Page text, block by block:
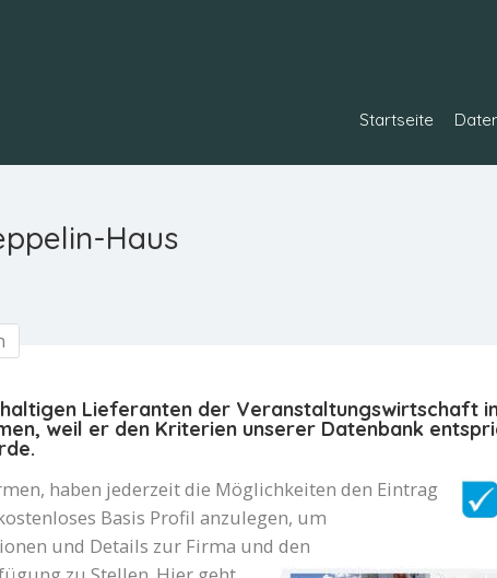
Startseite
Haus
Lieferanten der Veranstaltungswirtschaft
weil er den Kriterien unserer Datenbank
haben jederzeit die Möglichkeiten den Eintrag
Basis Profil anzulegen, um
und Details zur Firma und den